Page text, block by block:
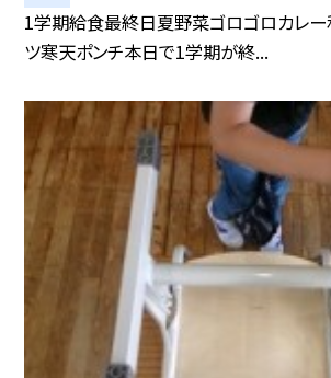
1学期給食最終日夏野菜ゴロゴロカレー
ツ寒天ポンチ本日で1学期が終...